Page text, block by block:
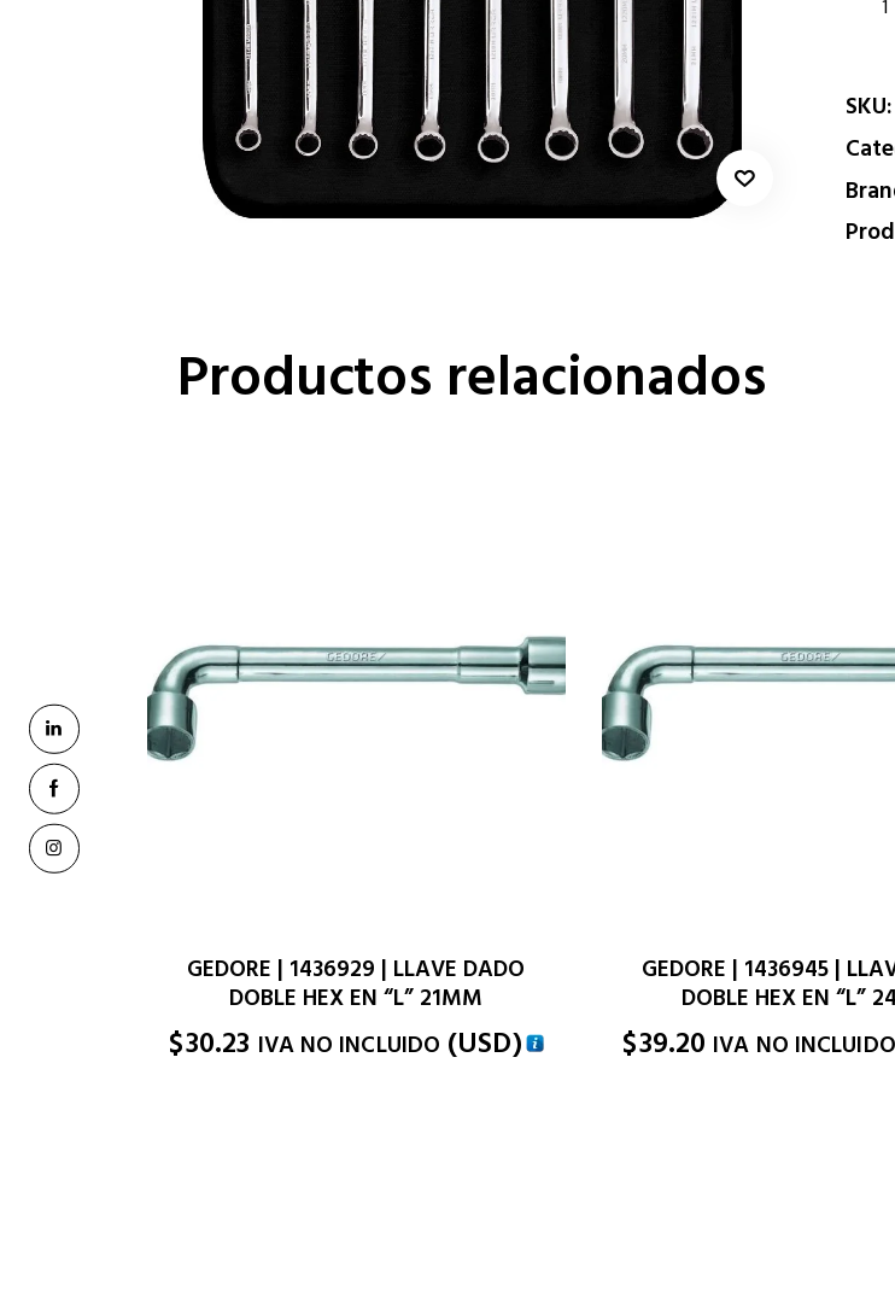
SKU:
Productos relacionados
GEDORE | 1436929 | LLAVE DADO
DOBLE HEX EN “L” 21MM
$30.23 IVA NO INCLUIDO (USD)
GEDORE | 1436945 |
DOBLE HEX EN “L”
$39.20 IVA NO INCLUIDO